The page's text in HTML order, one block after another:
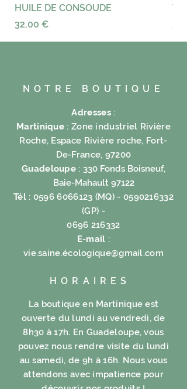
HUILE DE CONSOUDE
Prix
32,00 €
Prix
NOTRE BOUTIQUE
Adresses:
Martinique : Zone industriel Rivière
Roche, Espace Rivière roche, Fort-
De-France, 97200
Guadeloupe : 330 Fonds Boisneuf,
Baie-Mahault 97122
Tél: 0596 6066123 (MQ) - 0590216332
(GP) -
0696 216332
E-mail :
vie.saine.écologique@gmail.com
HORAIRES
La boutique en Martinique est
ouverte du lundi au vendredi, de
8h30 à 17h. En Guadeloupe, vous
pouvez nous rendre visite du lundi
au samedi, de 9h à 16h. Nous vous
attendons avec impatience pour